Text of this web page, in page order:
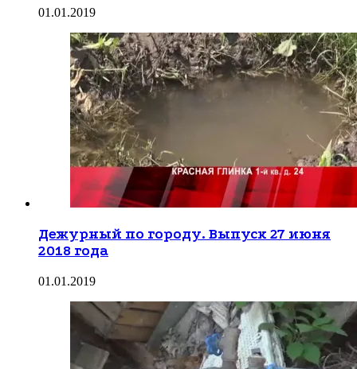
01.01.2019
Дежурный по городу. Выпуск 27 июня
2018 года
01.01.2019